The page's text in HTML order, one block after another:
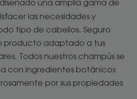
diseñado una amplia gama de
las necesidades y
tipo de cabellos. Seguro
producto adaptado a tus
Todos nuestros champús se
con ingredientes botánicos
por sus propiedades